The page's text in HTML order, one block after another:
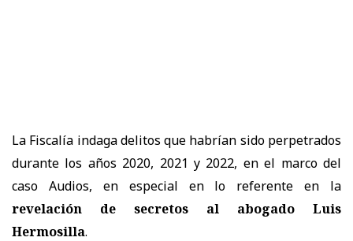
La Fiscalía indaga delitos que habrían sido perpetrados
durante los años 2020, 2021 y 2022, en el marco del
caso Audios, en especial en lo referente en la
revelación de secretos al abogado Luis
Hermosilla.